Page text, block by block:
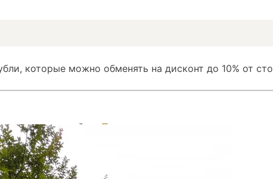
которые можно обменять на дисконт до 10% от
номера на сайте... Показать
номера на сайте Суточно.ру